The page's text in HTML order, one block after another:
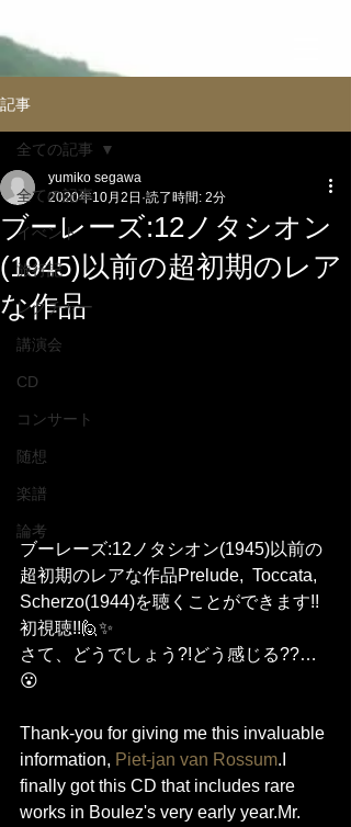
記事
全ての記事
イべント
旅行記
レクチャー
講演会
CD
コンサート
随想
楽譜
論考
全ての記事
ブーレーズ:12ノタシオン
(1945)以前の超初期のレア
な作品
yumiko segawa
2020年10月2日 読了時間: 2分
ブーレーズ:12ノタシオン(1945)以前の
超初期のレアな作品Prelude,  Toccata,
Scherzo(1944)を聴くことができます!!
初視聴!!🙋✨
さて、どうでしょう?!どう感じる??…
😮
Thank-you for giving me this invaluable
information, Piet-jan van Rossum.I
finally got this CD that includes rare
works in Boulez's very early year.Mr.